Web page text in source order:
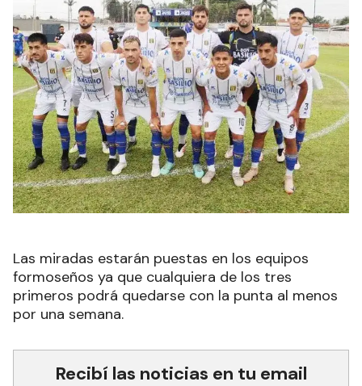
Las miradas estarán puestas en los equipos
formoseños ya que cualquiera de los tres
primeros podrá quedarse con la punta al menos
por una semana.
Recibí las noticias en tu email